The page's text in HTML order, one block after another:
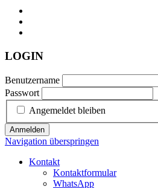
LOGIN
Benutzername
Passwort
Angemeldet bleiben
Anmelden
Navigation überspringen
Kontakt
Kontaktformular
WhatsApp